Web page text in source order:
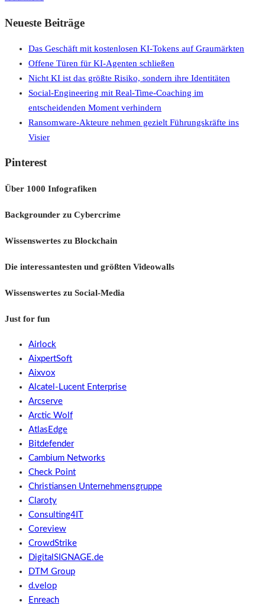
Neueste Beiträge
Das Geschäft mit kostenlosen KI-Tokens auf Graumärkten
Offene Türen für KI-Agenten schließen
Nicht KI ist das größte Risiko, sondern ihre Identitäten
Social-Engineering mit Real-Time-Coaching im
entscheidenden Moment verhindern
Ransomware-Akteure nehmen gezielt Führungskräfte ins
Visier
Pinterest
Über 1000 Infografiken
Backgrounder zu Cybercrime
Wissenswertes zu Blockchain
Die interessantesten und größten Videowalls
Wissenswertes zu Social-Media
Just for fun
Airlock
AixpertSoft
Aixvox
Alcatel-Lucent Enterprise
Arcserve
Arctic Wolf
AtlasEdge
Bitdefender
Cambium Networks
Check Point
Christiansen Unternehmensgruppe
Claroty
Consulting4IT
Coreview
CrowdStrike
DigitalSIGNAGE.de
DTM Group
d.velop
Enreach